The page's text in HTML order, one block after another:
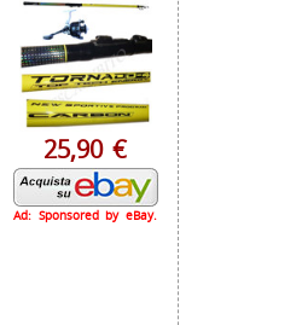
25,90 €
Ad: Sponsored by eBay.